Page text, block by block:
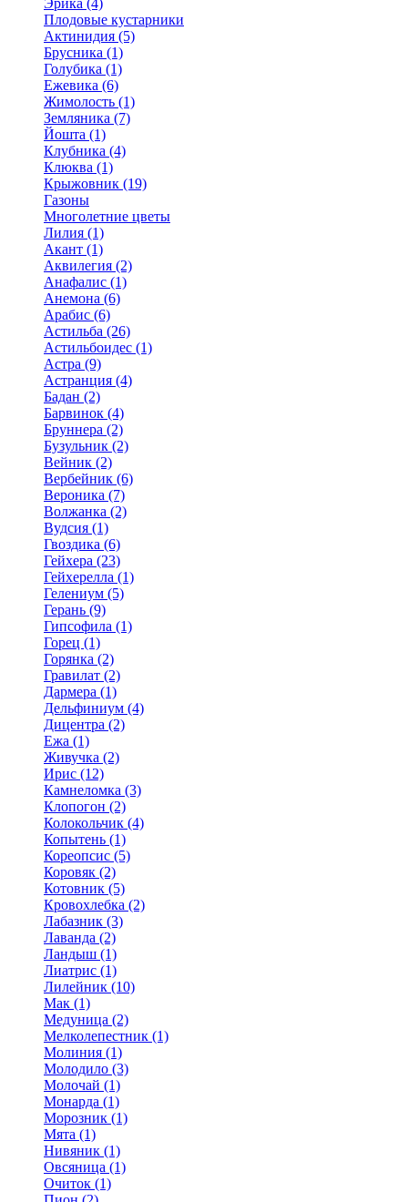
Эрика (4)
Плодовые кустарники
Актинидия (5)
Брусника (1)
Голубика (1)
Ежевика (6)
Жимолость (1)
Земляника (7)
Йошта (1)
Клубника (4)
Клюква (1)
Крыжовник (19)
Газоны
Многолетние цветы
Лилия (1)
Акант (1)
Аквилегия (2)
Анафалис (1)
Анемона (6)
Арабис (6)
Астильба (26)
Астильбоидес (1)
Астра (9)
Астранция (4)
Бадан (2)
Барвинок (4)
Бруннера (2)
Бузульник (2)
Вейник (2)
Вербейник (6)
Вероника (7)
Волжанка (2)
Вудсия (1)
Гвоздика (6)
Гейхера (23)
Гейхерелла (1)
Гелениум (5)
Герань (9)
Гипсофила (1)
Горец (1)
Горянка (2)
Гравилат (2)
Дармера (1)
Дельфиниум (4)
Дицентра (2)
Ежа (1)
Живучка (2)
Ирис (12)
Камнеломка (3)
Клопогон (2)
Колокольчик (4)
Копытень (1)
Кореопсис (5)
Коровяк (2)
Котовник (5)
Кровохлебка (2)
Лабазник (3)
Лаванда (2)
Ландыш (1)
Лиатрис (1)
Лилейник (10)
Мак (1)
Медуница (2)
Мелколепестник (1)
Молиния (1)
Молодило (3)
Молочай (1)
Монарда (1)
Морозник (1)
Мята (1)
Нивяник (1)
Овсяница (1)
Очиток (1)